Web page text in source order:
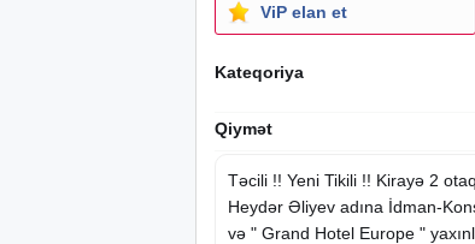
ViP elan et
Kateqoriya
Qiymət
Təcili !! Yeni Tikili !! Kirayə 2
Heydər Əliyev adına İdman-
və " Grand Hotel Europe "